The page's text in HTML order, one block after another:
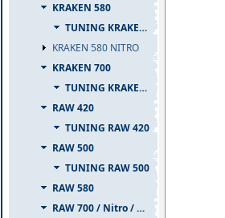
KRAKEN 580
TUNING KRAKEN 580
KRAKEN 580 NITRO
KRAKEN 700
TUNING KRAKEN 700
RAW 420
TUNING RAW 420
RAW 500
TUNING RAW 500
RAW 580
RAW 700 / Nitro / PIUMA